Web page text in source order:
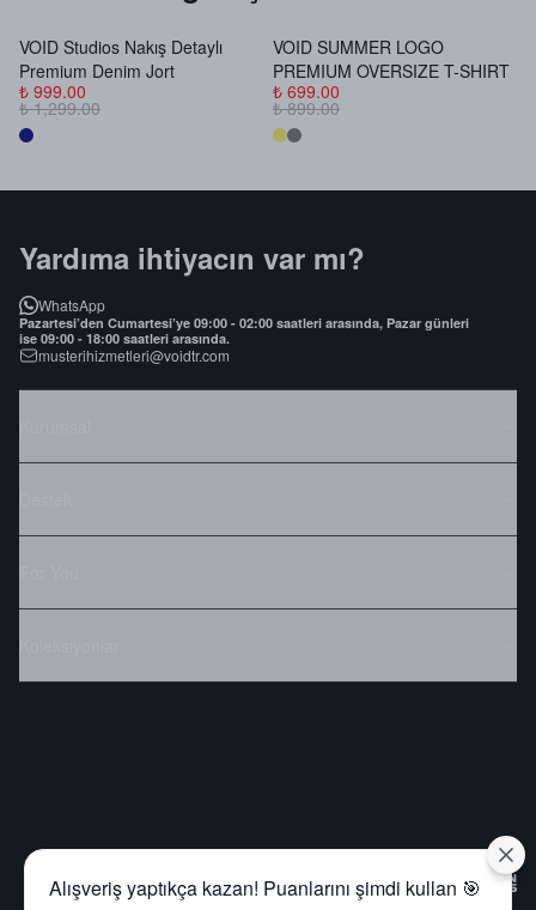
VOID Studios Nakış Detaylı
Premium Denim Jort
₺ 999.00
₺ 1,299.00
VOID SUMMER LOGO
PREMIUM OVERSIZE T-SHIRT
₺ 699.00
₺ 899.00
Yardıma ihtiyacın var mı?
WhatsApp
Pazartesi’den Cumartesi’ye 09:00 - 02:00 saatleri arasında, Pazar günleri
ise 09:00 - 18:00 saatleri arasında.
musterihizmetleri@voidtr.com
Alışveriş yaptıkça kazan! Puanlarını şimdi kullan 🎯